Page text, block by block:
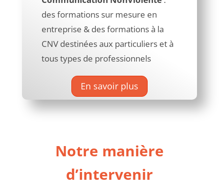
des formations sur mesure en
entreprise & des formations à la
CNV destinées aux particuliers et à
tous types de professionnels
En savoir plus
Notre manière
d’intervenir